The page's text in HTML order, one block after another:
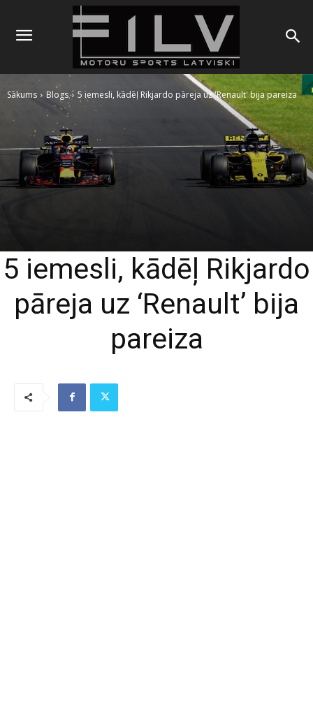
Sākums Blogs 5 iemesli, kādēļ Rikjardo pāreja uz 'Renault' bija pareiza
5 iemesli, kādēļ Rikjardo
pāreja uz ‘Renault’ bija
pareiza